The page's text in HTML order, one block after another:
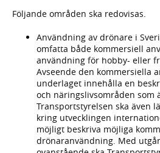
Följande områden ska redovisas.
Användning av drönare i
omfatta både kommersiell
användning för hobby- eller
Avseende den kommersiella
underlaget innehålla en
och näringslivsområden som
Transportstyrelsen ska även
kring utvecklingen
möjligt beskriva möjliga
drönaranvändning. Med